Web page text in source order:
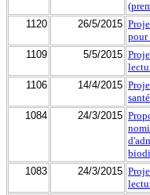
1120 26/5/2015
pour
1109 5/5/2015
1106 14/4/2015
1084 24/3/2015
1083 24/3/2015